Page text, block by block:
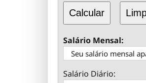
Calcular
Salário Mensal:
Salário Diário: